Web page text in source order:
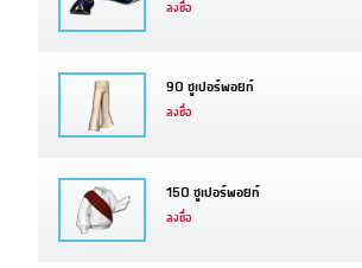
ลงชื่อ
90 ซูเปอร์พอยท์
ลงชื่อ
150 ซูเปอร์พอยท์
ลงชื่อ